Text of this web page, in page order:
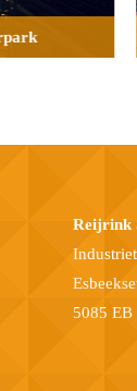
Reijrink
5085 EB